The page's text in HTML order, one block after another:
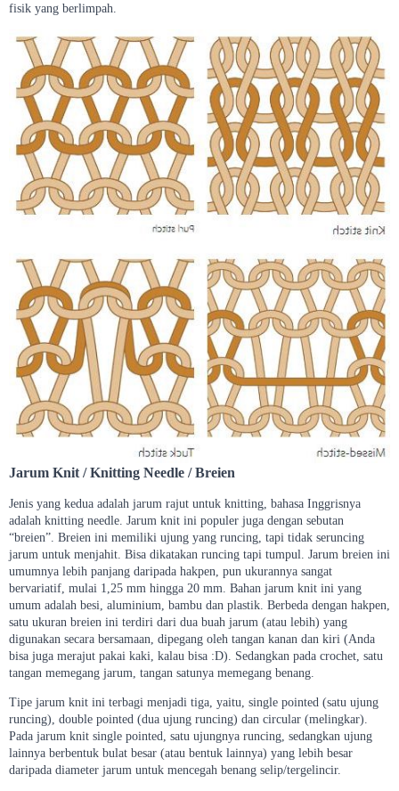
fisik yang berlimpah.
Jarum Knit / Knitting Needle / Breien
Jenis yang kedua adalah jarum rajut untuk knitting, bahasa Inggrisnya
adalah knitting needle. Jarum knit ini populer juga dengan sebutan
“breien”. Breien ini memiliki ujung yang runcing, tapi tidak seruncing
jarum untuk menjahit. Bisa dikatakan runcing tapi tumpul. Jarum breien ini
umumnya lebih panjang daripada hakpen, pun ukurannya sangat
bervariatif, mulai 1,25 mm hingga 20 mm. Bahan jarum knit ini yang
umum adalah besi, aluminium, bambu dan plastik. Berbeda dengan hakpen,
satu ukuran breien ini terdiri dari dua buah jarum (atau lebih) yang
digunakan secara bersamaan, dipegang oleh tangan kanan dan kiri (Anda
bisa juga merajut pakai kaki, kalau bisa :D). Sedangkan pada crochet, satu
tangan memegang jarum, tangan satunya memegang benang.
Tipe jarum knit ini terbagi menjadi tiga, yaitu, single pointed (satu ujung
runcing), double pointed (dua ujung runcing) dan circular (melingkar).
Pada jarum knit single pointed, satu ujungnya runcing, sedangkan ujung
lainnya berbentuk bulat besar (atau bentuk lainnya) yang lebih besar
daripada diameter jarum untuk mencegah benang selip/tergelincir.